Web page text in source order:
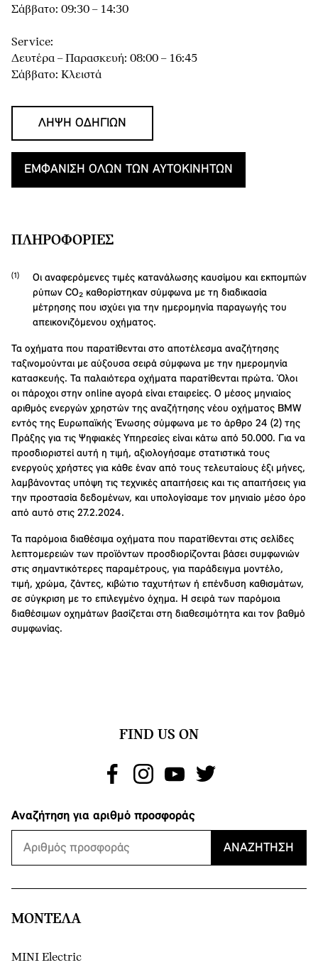
Σάββατο: 09:30 – 14:30
Service:
Δευτέρα – Παρασκευή: 08:00 – 16:45
Σάββατο: Κλειστά
ΛΉΨΗ ΟΔΗΓΙΏΝ
ΕΜΦΆΝΙΣΗ ΌΛΩΝ ΤΩΝ ΑΥΤΟΚΙΝΉΤΩΝ
ΠΛΗΡΟΦΟΡΊΕΣ
Οι αναφερόμενες τιμές κατανάλωσης καυσίμου και εκπομπών
ρύπων CO₂ καθορίστηκαν σύμφωνα με τη διαδικασία
μέτρησης που ισχύει για την ημερομηνία παραγωγής του
απεικονιζόμενου οχήματος.
Τα οχήματα που παρατίθενται στο αποτέλεσμα αναζήτησης
ταξινομούνται με αύξουσα σειρά σύμφωνα με την ημερομηνία
κατασκευής. Τα παλαιότερα οχήματα παρατίθενται πρώτα. Όλοι
οι πάροχοι στην online αγορά είναι εταιρείες. Ο μέσος μηνιαίος
αριθμός ενεργών χρηστών της αναζήτησης νέου οχήματος BMW
εντός της Ευρωπαϊκής Ένωσης σύμφωνα με το άρθρο 24 (2) της
Πράξης για τις Ψηφιακές Υπηρεσίες είναι κάτω από 50.000. Για να
προσδιοριστεί αυτή η τιμή, αξιολογήσαμε στατιστικά τους
ενεργούς χρήστες για κάθε έναν από τους τελευταίους έξι μήνες,
λαμβάνοντας υπόψη τις τεχνικές απαιτήσεις και τις απαιτήσεις για
την προστασία δεδομένων, και υπολογίσαμε τον μηνιαίο μέσο όρο
από αυτό στις 27.2.2024.
Τα παρόμοια διαθέσιμα οχήματα που παρατίθενται στις σελίδες
λεπτομερειών των προϊόντων προσδιορίζονται βάσει συμφωνιών
στις σημαντικότερες παραμέτρους, για παράδειγμα μοντέλο,
τιμή, χρώμα, ζάντες, κιβώτιο ταχυτήτων ή επένδυση καθισμάτων,
σε σύγκριση με το επιλεγμένο όχημα. Η σειρά των παρόμοια
διαθέσιμων οχημάτων βασίζεται στη διαθεσιμότητα και τον βαθμό
συμφωνίας.
FIND US ON
Αναζήτηση για αριθμό προσφοράς
ΑΝΑΖΉΤΗΣΗ
ΜΟΝΤΕΛΑ
MINI Electric